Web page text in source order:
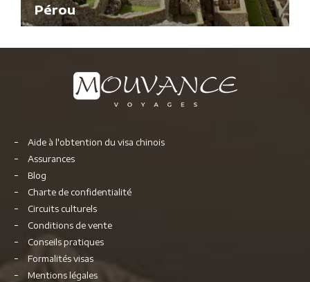
Pérou
Aide à l'obtention du visa chinois
Assurances
Blog
Charte de confidentialité
Circuits culturels
Conditions de vente
Conseils pratiques
Formalités visas
Mentions légales